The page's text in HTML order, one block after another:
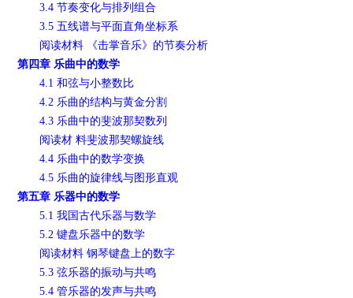
3.4 节奏变化与排列组合
3.5 五线谱与平面直角坐标系
阅读材料 《击掌音乐》的节奏分析
第四章 乐曲中的数学
4.1 和弦与小整数比
4.2 乐曲的结构与黄金分割
4.3 乐曲中的斐波那契数列
阅读材 料斐波那契螺旋线
4.4 乐曲中的数学变换
4.5 乐曲的旋律线与图形直观
第五章 乐器中的数学
5.1 我国古代乐器与数学
5.2 键盘乐器中的数学
阅读材料 钢琴键盘上的数字
5.3 弦乐器的振动与共鸣
5.4 管乐器的发声与共鸣